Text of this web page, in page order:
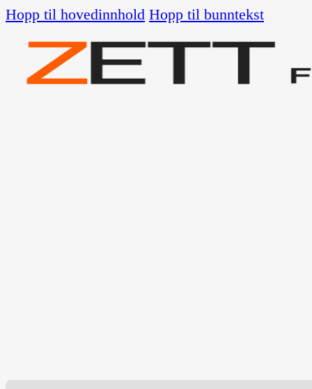
Hopp til hovedinnhold Hopp til bunntekst